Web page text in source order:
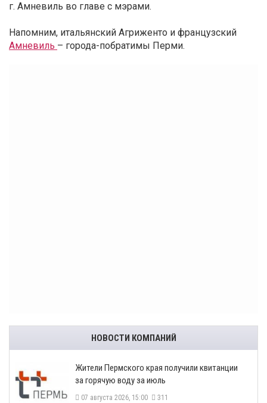
г. Амневиль во главе с мэрами.
Напомним, итальянский Агриженто и французский
Амневиль – города-побратимы Перми.
НОВОСТИ КОМПАНИЙ
​Жители Пермского края получили квитанции
за горячую воду за июль
07 августа 2026, 15:00 311